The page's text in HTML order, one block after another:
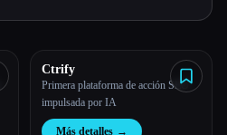
Ctrify
Primera plataforma de acción SEO
impulsada por IA
Más detalles →